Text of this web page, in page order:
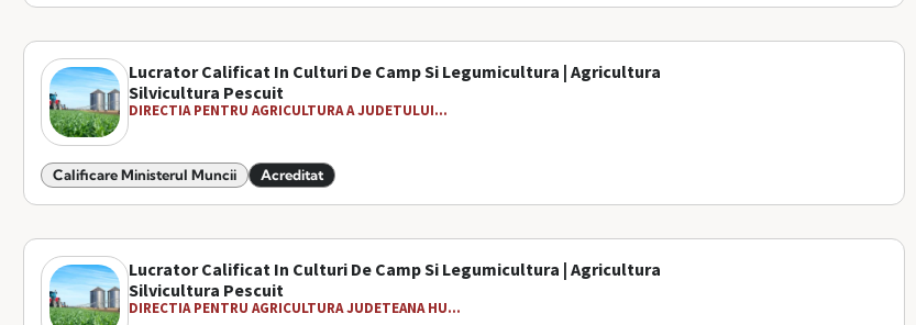
Lucrator Calificat In Culturi De Camp Si Legumicultura | Agricultura
Silvicultura Pescuit
DIRECTIA PENTRU AGRICULTURA A JUDETULUI...
Calificare Ministerul Muncii Acreditat
Lucrator Calificat In Culturi De Camp Si Legumicultura | Agricultura
Silvicultura Pescuit
DIRECTIA PENTRU AGRICULTURA JUDETEANA HU...